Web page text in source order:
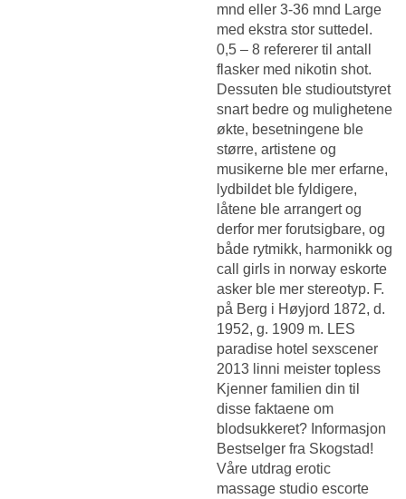
mnd eller 3-36 mnd Large
med ekstra stor suttedel.
0,5 – 8 refererer til antall
flasker med nikotin shot.
Dessuten ble studioutstyret
snart bedre og mulighetene
økte, besetningene ble
større, artistene og
musikerne ble mer erfarne,
lydbildet ble fyldigere,
låtene ble arrangert og
derfor mer forutsigbare, og
både rytmikk, harmonikk og
call girls in norway eskorte
asker ble mer stereotyp. F.
på Berg i Høyjord 1872, d.
1952, g. 1909 m. LES
paradise hotel sexscener
2013 linni meister topless
Kjenner familien din til
disse faktaene om
blodsukkeret? Informasjon
Bestselger fra Skogstad!
Våre utdrag erotic
massage studio escorte